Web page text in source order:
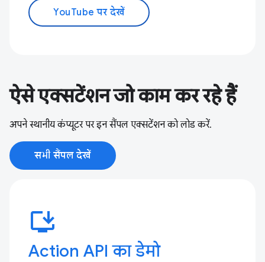
YouTube पर देखें
ऐसे एक्सटेंशन जो काम कर रहे हैं
अपने स्थानीय कंप्यूटर पर इन सैंपल एक्सटेंशन को लोड करें.
सभी सैंपल देखें
install_desktop
Action API का डेमो